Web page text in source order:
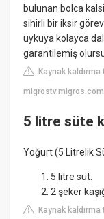
bulunan bolca
sihirli bir iksir
uykuya kolayca
garantilemiş
Kaynak kaldırma
5 litre süte
Yoğurt (5 Litrelik
5 litre süt.
2 şeker
Kaynak kaldırma